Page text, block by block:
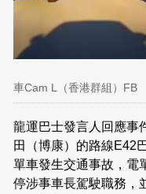
車Cam L（香港群組）FB
龍運巴士發言人回應事
田（博康）的路線E42
單車發生交通事故，電
停涉事車長駕駛職務，